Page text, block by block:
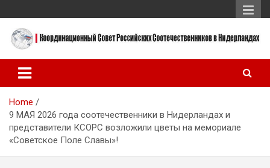
to
content
Координационный Совет
Российских
Соотечественников в
Нидерландах
Нидерландах
Home
9 МАЯ 2026 года соотечественники в Нидерландах и
представители КСОРС возложили цветы на мемориале
«Советское Поле Славы»!